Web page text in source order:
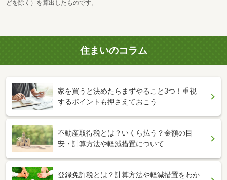
どを除く）を算出したものです。
住まいのコラム
家を買うと決めたらまずやること3つ！重視
するポイントも押さえておこう
不動産取得税とは？いくら払う？金額の目
安・計算方法や軽減措置について
登録免許税とは？計算方法や軽減措置をわか